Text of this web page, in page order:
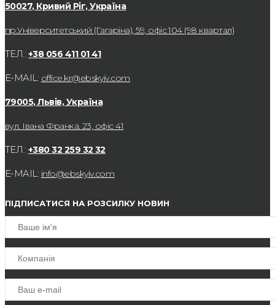
50027, Кривий Ріг, Україна
пр.Університетський (Гагаріна), 59, офіс 104 (98 квартал)
ТЕЛ.: +38 056 411 01 41
E-MAIL: office.kr@ebskyiv.com
79005, Львів, Україна
вул. Івана Франка. 23, офіс 41
ТЕЛ.: +380 32 259 32 32
E-MAIL: info@ebskyiv.com
ПІДПИСАТИСЯ НА РОЗСИЛКУ НОВИН